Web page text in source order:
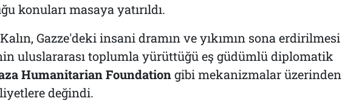
konuları masaya yatırıldı.
Gazze'deki insani dramın ve yıkımın sona erdirilmesi
uluslararası toplumla yürüttüğü eş güdümlü diplomatik
Humanitarian Foundationgibi mekanizmalar üzerinden
değindi.